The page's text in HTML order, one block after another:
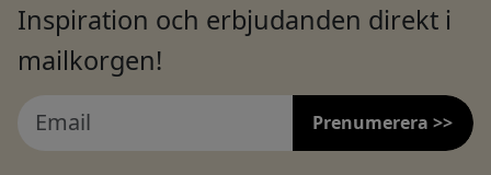
Inspiration och erbjudanden direkt i
mailkorgen!
Prenumerera >>